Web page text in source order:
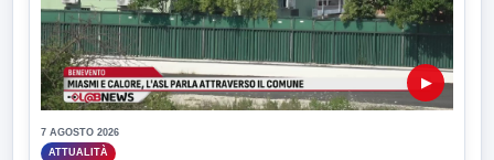
▶
7 AGOSTO 2026
ATTUALITÀ